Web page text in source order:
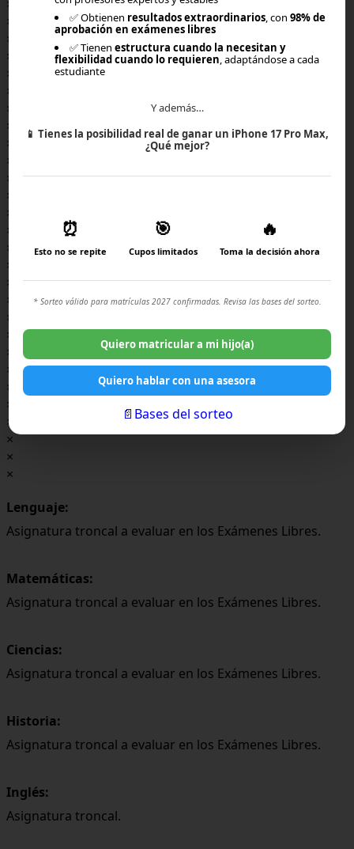
×
×
×
×
×
×
×
×
×
×
×
×
×
×
×
×
×
×
×
×
×
×
×
×
×
×
×
×
Lenguaje:
Asignatura troncal a evaluar en los Exámenes Libres.
Matemáticas:
Asignatura troncal a evaluar en los Exámenes Libres.
Ciencias:
Asignatura troncal a evaluar en los Exámenes Libres.
Historia:
Asignatura troncal a evaluar en los Exámenes Libres.
Inglés:
Asignatura troncal.
✅ Obtienen resultados extraordinarios, con98% de
aprobación en exámenes libres
✅ Tienenestructura cuando la necesitan y
flexibilidad cuando lo requieren, adaptándose a cada
estudiante
Y además…
📱 Tienes la posibilidad real de ganar un iPhone 17 Pro Max,
¿Qué mejor?
⏰
Esto no se repite
🎯
Cupos limitados
🔥
Toma la decisión ahora
* Sorteo válido para matrículas 2027 confirmadas. Revisa las bases del sorteo.
Quiero matricular a mi hijo(a)
Quiero hablar con una asesora
📄Bases del sorteo